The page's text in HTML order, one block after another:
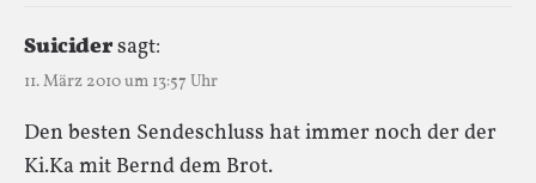
Suicidersagt:
11. März 2010 um 13:57 Uhr
Den besten Sendeschluss hat immer noch der der
Ki.Ka mit Bernd dem Brot.